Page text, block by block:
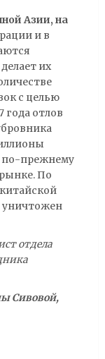
Азии, на
и в
их
с целью
года отлов
по-прежнему
По
уничтожен
отдела
Сивовой,